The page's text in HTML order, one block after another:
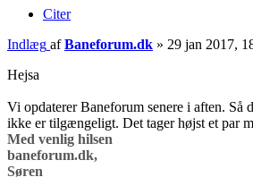
Citer
Indlæg afBaneforum.dk » 29 jan 2017,
Hejsa
Vi opdaterer Baneforum senere i aften. Så
ikke er tilgængeligt. Det tager højst et par
Med venlig hilsen
baneforum.dk,
Søren